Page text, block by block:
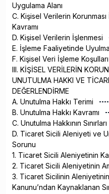
Uygulama Alanı
C. Kişisel Verilerin
Kavramı
D. Kişisel Verilerin İşlenmesi
E. İşleme Faaliyetinde
F. Kişisel Veri İşleme Koşulları
III. KİŞİSEL VERİLERİN
UNUTULMA HAKKI VE
DEĞERLENDİRME
A. Unutulma Hakkı Terimi
B. Unutulma Hakkı Kavramı
C. Unutulma Hakkının Sınırları
D. Ticaret Sicili Aleniyeti ve
Sorunu
1. Ticaret Sicili Aleniyetinin
2. Ticaret Sicili Aleniyetinin
3. Ticaret Sicilinin
Kanunu’ndan Kaynaklanan